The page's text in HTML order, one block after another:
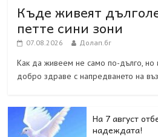
Къде живеят
петте сини зони
07.08.2026 Долап.бг
Как да живеем не само по-дълго, но
добро здраве с напредването на
На 7 август
надеждата!